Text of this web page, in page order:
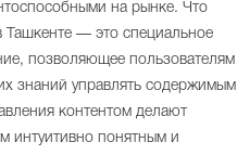
на рынке. Что
Ташкенте — это специальное
позволяющее пользователям
знаний управлять содержимым
контентом делают
интуитивно понятным и